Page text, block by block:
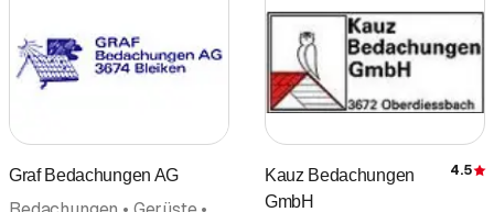
Graf Bedachungen AG
Kauz Bedachungen
GmbH
4.5